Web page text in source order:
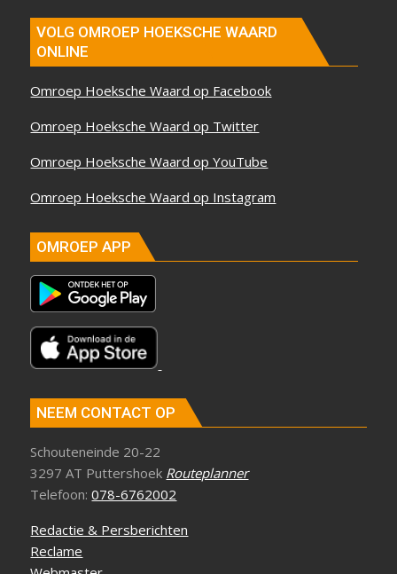
VOLG OMROEP HOEKSCHE WAARD
ONLINE
Omroep Hoeksche Waard op Facebook
Omroep Hoeksche Waard op Twitter
Omroep Hoeksche Waard op YouTube
Omroep Hoeksche Waard op Instagram
OMROEP APP
NEEM CONTACT OP
Schouteneinde 20-22
3297 AT Puttershoek Routeplanner
Telefoon:078-6762002
Redactie & Persberichten
Reclame